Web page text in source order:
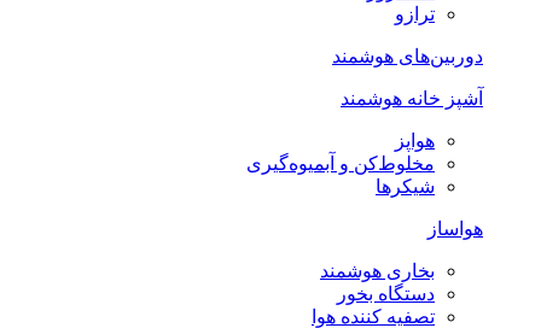
ترازو
دوربین‌های هوشمند
آشپز خانه هوشمند
هواپز
مخلوط‌کن و آبمیوه‌گیری
شیکرها
هواساز
بخاری هوشمند
دستگاه بخور
تصفیه کننده هوا